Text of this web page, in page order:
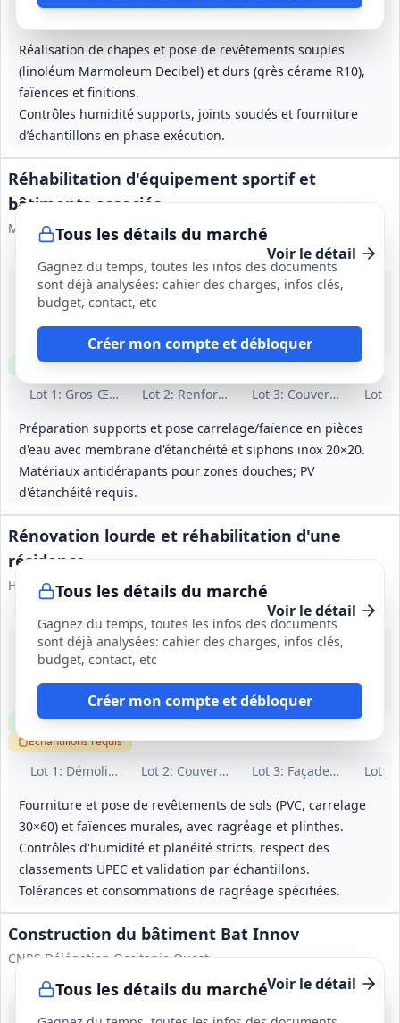
Réalisation de chapes et pose de revêtements souples
(linoléum Marmoleum Decibel) et durs (grès cérame R10),
faïences et finitions.
Contrôles humidité supports, joints soudés et fourniture
d’échantillons en phase exécution.
Tous les détails du marché
Gagnez du temps, toutes les infos des documents
sont déjà analysées: cahier des charges, infos clés,
budget, contact, etc
Créer mon compte et débloquer
Réhabilitation d'équipement sportif et
bâtiments associés
Mairie de Toulouse — Direction des Bâtiments Toulouse Est
Voir le détail
Lot 1 : Gros‑Œuvre / Curage / Démolition
Lot 2: Renforcement structure bois
Lot 3: Couverture, Lot
Préparation supports et pose carrelage/faïence en pièces
d'eau avec membrane d'étanchéité et siphons inox 20×20.
Matériaux antidérapants pour zones douches; PV
d'étanchéité requis.
19 août 2026
Toulouse (31)
Clause environnementale Clause sociale Visiterequise
Tous les détails du marché
Gagnez du temps, toutes les infos des documents
sont déjà analysées: cahier des charges, infos clés,
budget, contact, etc
Créer mon compte et débloquer
Rénovation lourde et réhabilitation d'une
résidence
Habitat du Gard — Office Public de l'Habitat
Voir le détail
Lot 1 : Démolition – Gros œuvre – VRD
Lot 2: Couverture Lot 3: Façades – ITELot
Fourniture et pose de revêtements de sols (PVC, carrelage
30×60) et faïences murales, avec ragréage et plinthes.
Contrôles d'humidité et planéité stricts, respect des
classements UPEC et validation par échantillons.
Tolérances et consommations de ragréage spécifiées.
20 août 2026
Nîmes (30)
8 mois (dont 1 mois de préparation)
Clause environnementale Clause sociale Visiterequise
Échantillonsrequis
Tous les détails du marché
Construction du bâtiment Bat Innov
CNRS Délégation Occitanie Ouest
Voir le détail
24 août 2026